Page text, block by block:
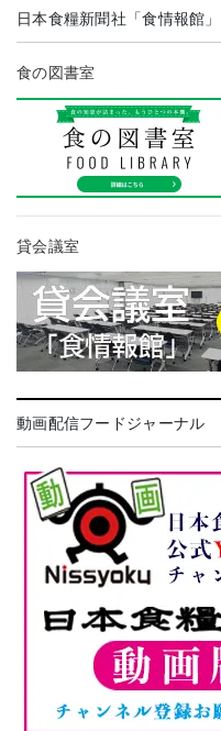
日本食糧新聞社「食情報館」
食の図書室
貸会議室
動画配信フードジャーナル